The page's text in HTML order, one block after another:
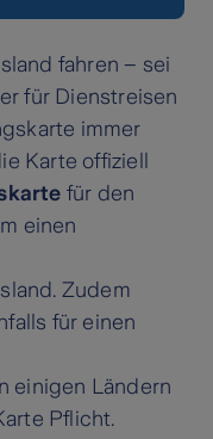
fahren – sei
für Dienstreisen
immer
Karte offiziell
für den
einen
Zudem
für einen
einigen Ländern
Pflicht.